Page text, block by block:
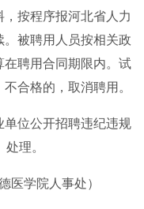
按程序报河北省人力
被聘用人员按相关政
聘用合同期限内。试
合格的，取消聘用。
位公开招聘违纪违规
理。
医学院人事处）